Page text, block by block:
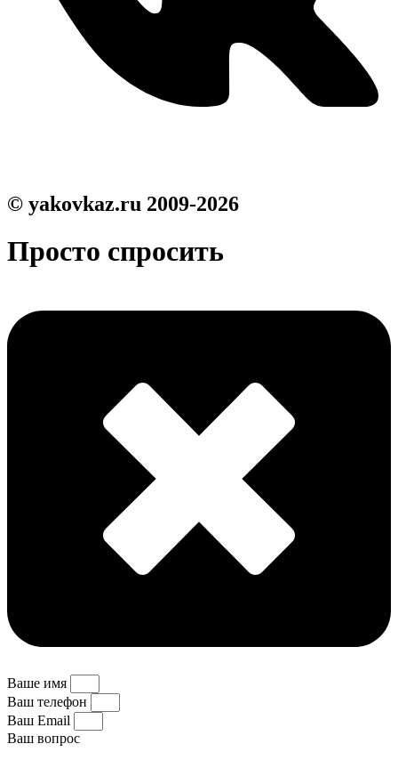
© yakovkaz.ru 2009-2026
Просто спросить
Ваше имя
Ваш телефон
Ваш Email
Ваш вопрос